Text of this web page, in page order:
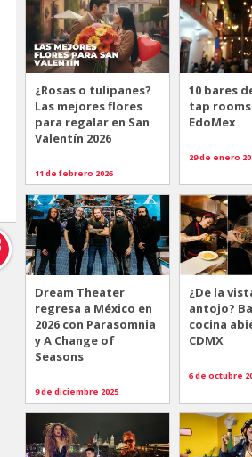
¿Rosas o tulipanes?
Las mejores flores
para regalar en San
Valentín 2026
11 de febrero 2026
10 bares
tap rooms
EdoMex
29 de enero
Dream Theater
regresa a México en
2026 con Parasomnia
y A Change of
Seasons
9 de diciembre 2025
¿De la
antojo?
cocina
CDMX
6 de octubre